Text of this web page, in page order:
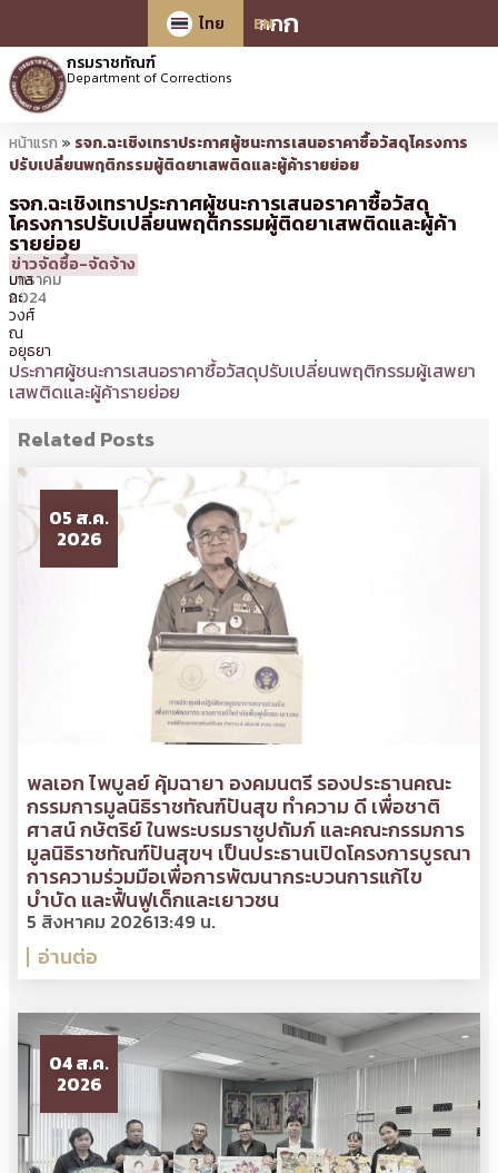
กกก
ไทย
EN
กรมราชทัณฑ์
Department of Corrections
หน้าแรก » รจก.ฉะเชิงเทราประกาศผู้ชนะการเสนอราคาซื้อวัสดุโครงการ
ปรับเปลี่ยนพฤติกรรมผู้ติดยาเสพติดและผู้ค้ารายย่อย
รจก.ฉะเชิงเทราประกาศผู้ชนะการเสนอราคาซื้อวัสดุ
โครงการปรับเปลี่ยนพฤติกรรมผู้ติดยาเสพติดและผู้ค้า
รายย่อย
10
มกราคม
2024
10:46 น.
โดย
นเรศ
ปาล
กะ
วงศ์
ณ
อยุธยา
ข่าวจัดซื้อ-จัดจ้าง
ประกาศผู้ชนะการเสนอราคาซื้อวัสดุปรับเปลี่ยนพฤติกรรมผู้เสพยา
เสพติดและผู้ค้ารายย่อย
Related Posts
05 ส.ค.
2026
พลเอก ไพบูลย์ คุ้มฉายา องคมนตรี รองประธานคณะ
กรรมการมูลนิธิราชทัณฑ์ปันสุข ทำความ ดี เพื่อชาติ
ศาสน์ กษัตริย์ ในพระบรมราชูปถัมภ์ และคณะกรรมการ
มูลนิธิราชทัณฑ์ปันสุขฯ เป็นประธานเปิดโครงการบูรณา
การความร่วมมือเพื่อการพัฒนากระบวนการแก้ไข
บำบัด และฟื้นฟูเด็กและเยาวชน
5 สิงหาคม 202613:49 น.
อ่านต่อ
04 ส.ค.
2026